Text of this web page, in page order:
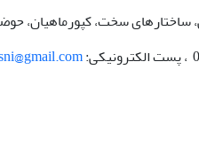
ساختارهای سخت، کپورماهیان،